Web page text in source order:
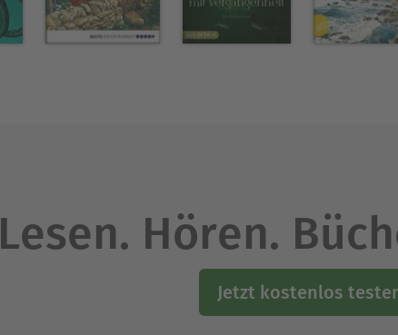
Lesen. Hören.
Jetzt kostenlos